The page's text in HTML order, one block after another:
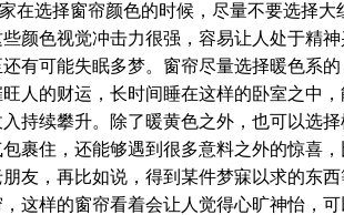
选择窗帘颜色的时候，尽量不要选择大
些颜色视觉冲击力很强，容易让人处于精
还有可能失眠多梦。窗帘尽量选择暖色系
人的财运，长时间睡在这样的卧室之中
入持续攀升。除了暖黄色之外，也可以选
裹住，还能够遇到很多意料之外的惊喜
友，再比如说，得到某件梦寐以求的东
这样的窗帘看着会让人觉得心旷神怡，